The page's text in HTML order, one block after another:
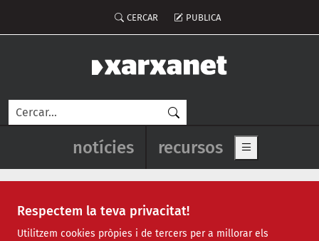
Respectem la teva privacitat!
Utilitzem cookies pròpies i de tercers per a millorar els
Menú del compte d'usuari
CERCAR PUBLICA
Cerca
Navegació principal de
notícies recursos Show main
Recursos